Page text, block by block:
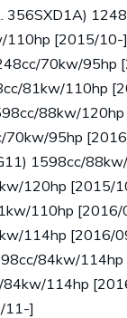
356SXD1A)
110hp [2015/10-]
70kw/95hp
81kw/110hp
88kw/
70kw/95hp
1598cc/
120hp [2015/
110hp [2016/
114hp [2016/
84kw/
84kw/114hp
11-]